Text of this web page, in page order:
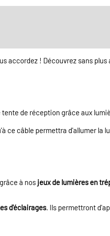
accordez ! Découvrez sans
de réception grâce aux
câble permettra d'allumer la
à nos jeux de lumières en
d'éclairages. Ils permettront